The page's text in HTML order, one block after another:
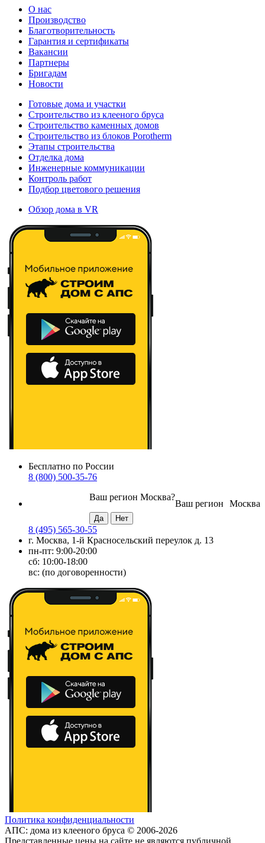
О нас
Производство
Благотворительность
Гарантия и сертификаты
Вакансии
Партнеры
Бригадам
Новости
Готовые дома и участки
Строительство из клееного бруса
Строительство каменных домов
Строительство из блоков Porotherm
Этапы строительства
Отделка дома
Инженерные коммуникации
Контроль работ
Подбор цветового решения
Обзор дома в VR
Бесплатно по России
8 (800) 500-35-76
Москва
Ваш регион
Ваш регион Москва?
8 (495) 565-30-55
г. Москва, 1-й Красносельский переулок д. 13
пн-пт: 9:00-20:00
сб: 10:00-18:00
вс: (по договоренности)
Политика конфиденциальности
АПС: дома из клееного бруса © 2006-2026